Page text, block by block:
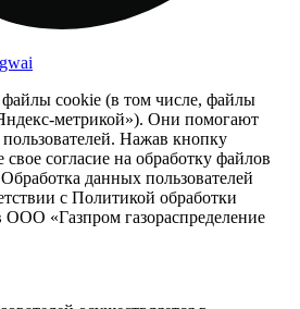
cookie (в том числе, файлы
метрикой»). Они помогают
пользователей. Нажав кнопку
согласие на обработку файлов
данных пользователей
с Политикой обработки
«Газпром газораспределение